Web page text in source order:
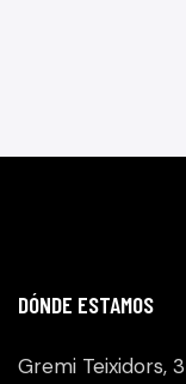
DÓNDE ESTAMOS
Gremi Teixidors,